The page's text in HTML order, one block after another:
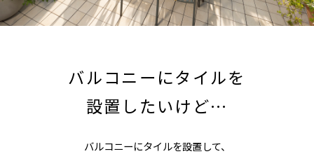
バルコニーにタイルを
設置したいけど…
バルコニーにタイルを設置して、